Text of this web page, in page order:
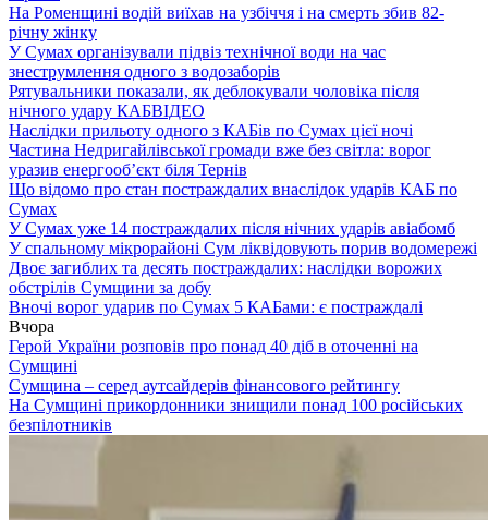
На Роменщині водій виїхав на узбіччя і на смерть збив 82-
річну жінку
У Сумах організували підвіз технічної води на час
знеструмлення одного з водозаборів
Рятувальники показали, як деблокували чоловіка після
нічного удару КАБВІДЕО
Наслідки прильоту одного з КАБів по Сумах цієї ночі
Частина Недригайлівської громади вже без світла: ворог
уразив енергооб’єкт біля Тернів
Що відомо про стан постраждалих внаслідок ударів КАБ по
Сумах
У Сумах уже 14 постраждалих після нічних ударів авіабомб
У спальному мікрорайоні Сум ліквідовують порив водомережі
Двоє загиблих та десять постраждалих: наслідки ворожих
обстрілів Сумщини за добу
Вночі ворог ударив по Сумах 5 КАБами: є постраждалі
Вчора
Герой України розповів про понад 40 діб в оточенні на
Сумщині
Сумщина – серед аутсайдерів фінансового рейтингу
На Сумщині прикордонники знищили понад 100 російських
безпілотників